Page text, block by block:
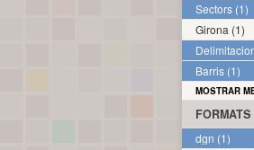
Sectors (1)
Girona (1)
Barris (1)
MOSTRAR
FORMATS
dgn (1)